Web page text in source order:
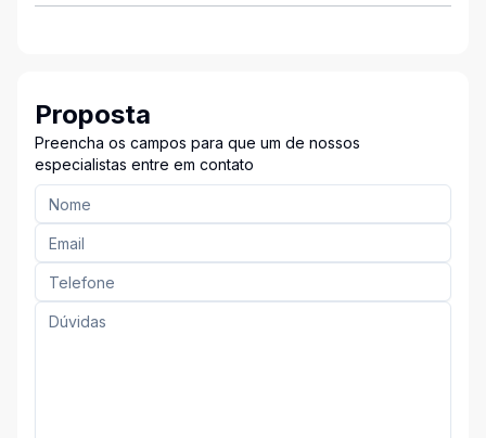
Proposta
Preencha os campos para que um de nossos
especialistas entre em contato